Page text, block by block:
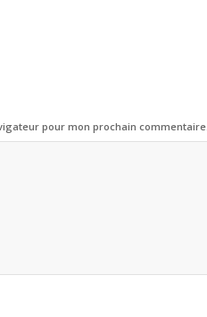
pour mon prochain commentaire.